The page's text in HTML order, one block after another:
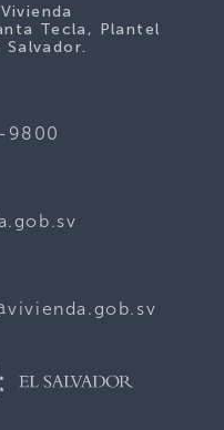
Tecla, Plantel
Salvador.
9800